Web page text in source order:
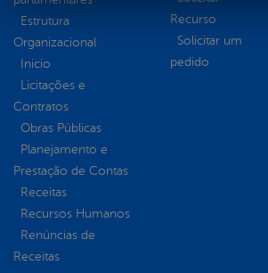
Estrutura
Organizacional
Inicio
Licitações e
Contratos
Obras Públicas
Planejamento e
Prestação de Contas
Receitas
Recursos Humanos
Renúncias de
Receitas
Recurso
Solicitar um
pedido